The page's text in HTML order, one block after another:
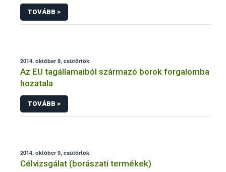
TOVÁBB >
2014. október 9, csütörtök
Az EU tagállamaiból származó borok forgalomba
hozatala
TOVÁBB >
2014. október 9, csütörtök
Célvizsgálat (borászati termékek)